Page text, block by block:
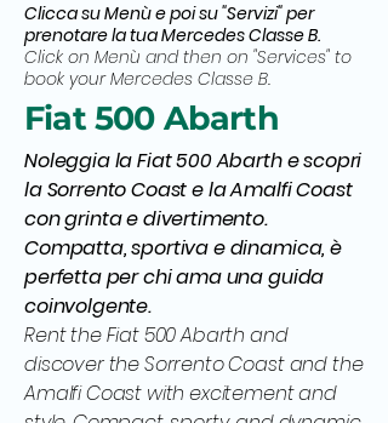
Clicca su Menù e poi su "Servizi" per
prenotare la tua Mercedes Classe B.
Click on Menù and then on "Services" to
book your Mercedes Classe B.
Fiat 500 Abarth
Noleggia la Fiat 500 Abarth e scopri
la Sorrento Coast e la Amalfi Coast
con grinta e divertimento.
Compatta, sportiva e dinamica, è
perfetta per chi ama una guida
coinvolgente.
Rent the Fiat 500 Abarth and
discover the Sorrento Coast and the
Amalfi Coast with excitement and